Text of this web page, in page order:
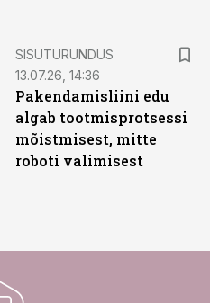
SISUTURUNDUS
13.07.26, 14:36
Pakendamisliini edu
algab tootmisprotsessi
mõistmisest, mitte
roboti valimisest